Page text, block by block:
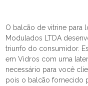
O balcão de vitrine para
Modulados LTDA
triunfo do consumidor.
em Vidros com uma
necessário para você
pois o balcão fornecido